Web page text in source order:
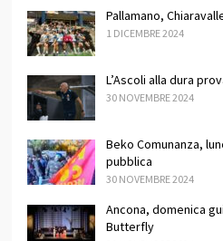
Pallamano,
1 DICEMBRE 2024
L’Ascoli alla dura
30 NOVEMBRE 2024
Beko Comunanza,
pubblica
30 NOVEMBRE 2024
Ancona, domenica
Butterfly